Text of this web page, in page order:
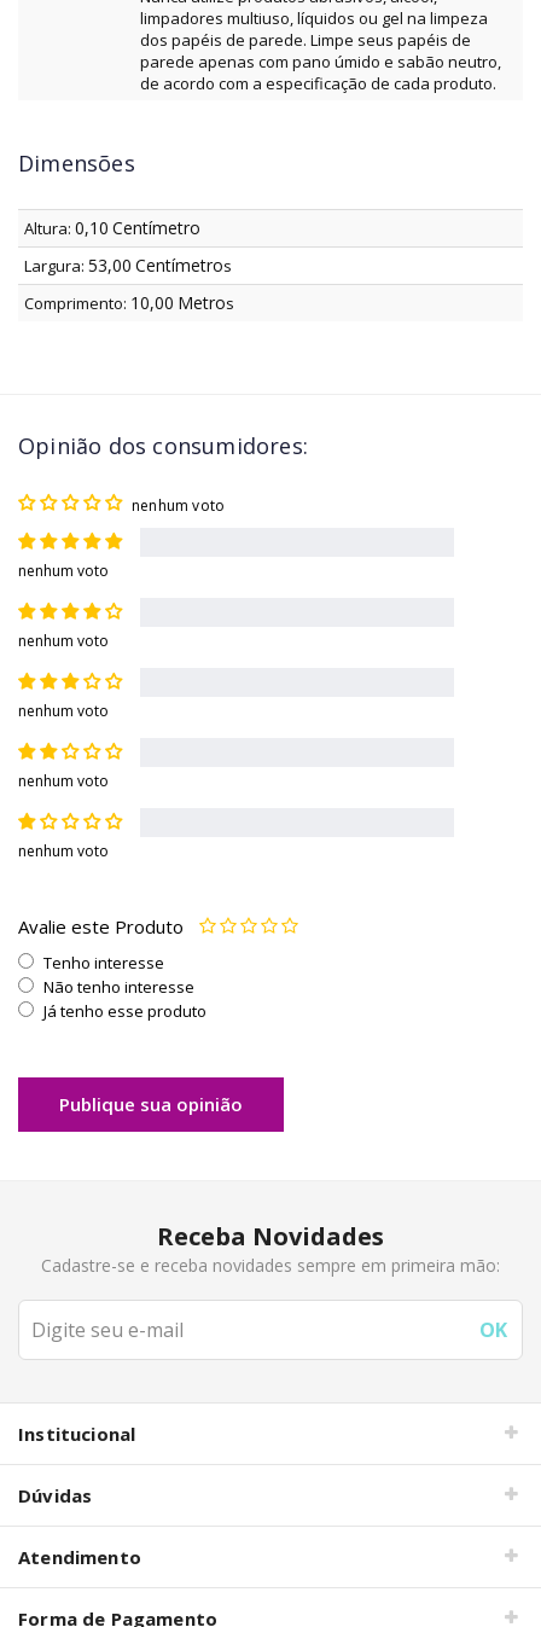
limpadores multiuso, líquidos ou gel na limpeza
dos papéis de parede. Limpe seus papéis de
parede apenas com pano úmido e sabão neutro,
de acordo com a especificação de cada produto.
Dimensões
Altura: 0,10 Centímetro
Largura: 53,00 Centímetros
Comprimento: 10,00 Metros
Opinião dos consumidores:
nenhum voto
nenhum voto
nenhum voto
nenhum voto
nenhum voto
nenhum voto
Avalie este Produto
Tenho interesse
Não tenho interesse
Já tenho esse produto
Publique sua opinião
Receba Novidades
Cadastre-se e receba novidades sempre em primeira mão:
Institucional
Dúvidas
Atendimento
Forma de Pagamento